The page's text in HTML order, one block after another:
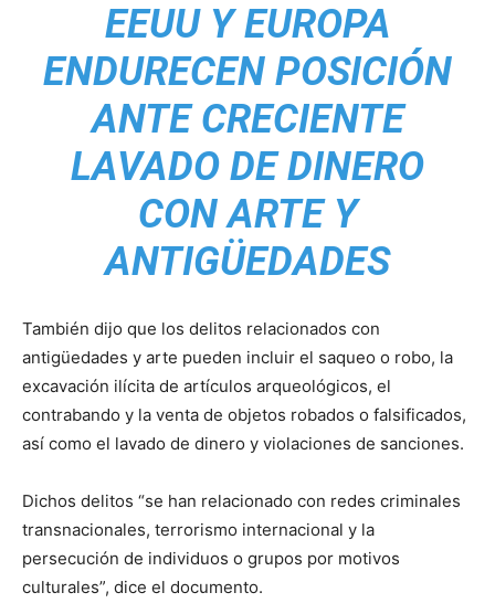
EEUU Y EUROPA
ENDURECEN POSICIÓN
ANTE CRECIENTE
LAVADO DE DINERO
CON ARTE Y
ANTIGÜEDADES
También dijo que los delitos relacionados con
antigüedades y arte pueden incluir el saqueo o robo, la
excavación ilícita de artículos arqueológicos, el
contrabando y la venta de objetos robados o falsificados,
así como el lavado de dinero y violaciones de sanciones.
Dichos delitos “se han relacionado con redes criminales
transnacionales, terrorismo internacional y la
persecución de individuos o grupos por motivos
culturales”, dice el documento.